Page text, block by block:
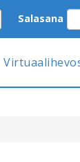
Salasana